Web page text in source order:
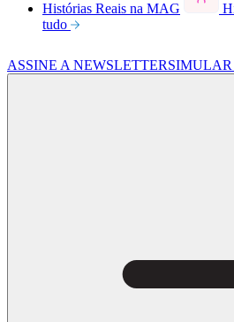
Histórias Reais na MAG
tudo
ASSINE A NEWSLETTERSIMULAR